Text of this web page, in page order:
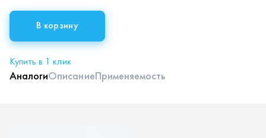
В корзину
Купить в 1 клик
АналогиОписаниеПрименяемость